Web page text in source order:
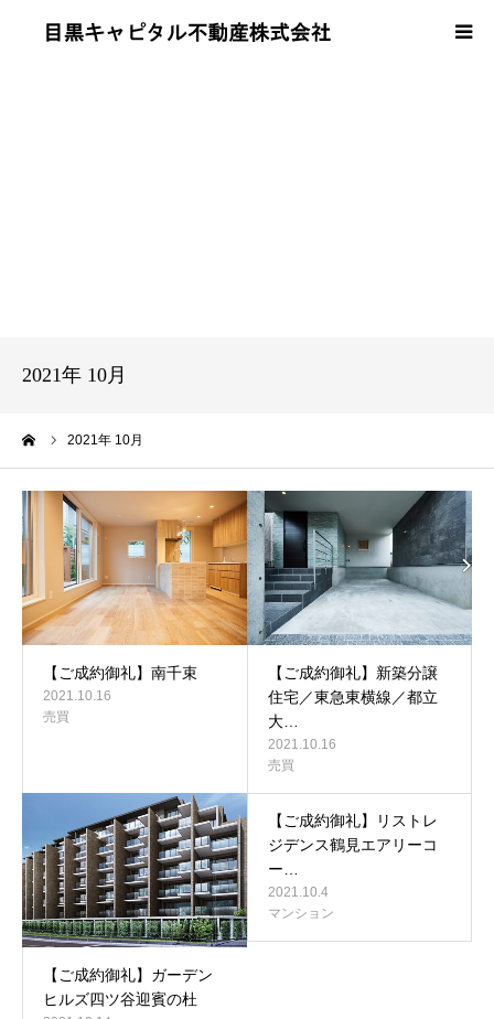
2021年 10月
2021年 10月
【ご成約御礼】南千束
2021.10.16
売買
【ご成約御礼】新築分譲
住宅／東急東横線／都立
大…
2021.10.16
売買
【ご成約御礼】ガーデン
ヒルズ四ツ谷迎賓の杜
【ご成約御礼】リストレ
ジデンス鶴見エアリーコ
ー…
2021.10.4
マンション